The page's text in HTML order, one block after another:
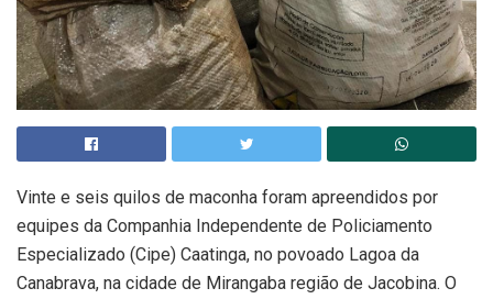
Vinte e seis quilos de maconha foram apreendidos por
equipes da Companhia Independente de Policiamento
Especializado (Cipe) Caatinga, no povoado Lagoa da
Canabrava, na cidade de Mirangaba região de Jacobina. O